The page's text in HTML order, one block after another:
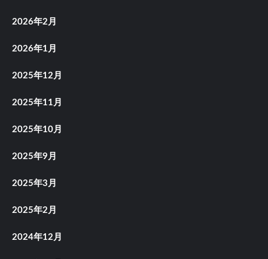
2026年2月
2026年1月
2025年12月
2025年11月
2025年10月
2025年9月
2025年3月
2025年2月
2024年12月